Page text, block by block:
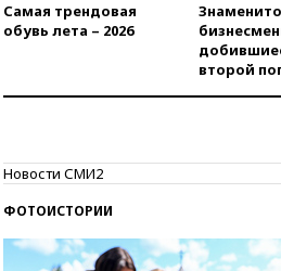
Самая трендовая
обувь лета – 2026
второй
Новости СМИ2
ФОТОИСТОРИИ